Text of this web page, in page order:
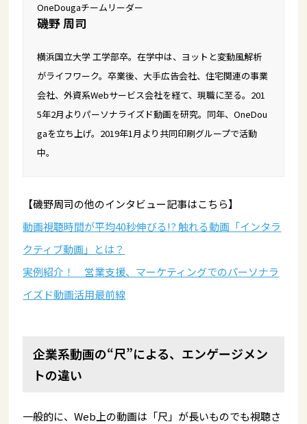
OneDougaチームリーダー
磯野 周司
横浜国立大学 工学部卒。在学中は、ヨットと変動風解析
がライフワーク。卒業後、大手広告会社、住宅関連の事業
会社、外資系Webサービス会社を経て、現職に至る。201
5年2月よりパーソナライズド動画を研究。同年、OneDou
gaを立ち上げ。2019年1月より共同印刷グループで活動
中。
【磯野周司の他のインタビュー記事はこちら】
動画視聴時間が平均40秒伸びる!? 触れる動画「インタラ
クティブ動画」とは？
実例紹介！ 営業支援、マーケティングでのパーソナラ
イズド動画活用最前線
企業系動画の“尺”による、エンゲージメン
トの違い
一般的に、Web上の動画は「尺」が長いものでも視聴さ